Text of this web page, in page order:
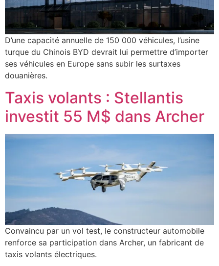
D’une capacité annuelle de 150 000 véhicules, l’usine
turque du Chinois BYD devrait lui permettre d’importer
ses véhicules en Europe sans subir les surtaxes
douanières.
Taxis volants : Stellantis
investit 55 M$ dans Archer
Convaincu par un vol test, le constructeur automobile
renforce sa participation dans Archer, un fabricant de
taxis volants électriques.